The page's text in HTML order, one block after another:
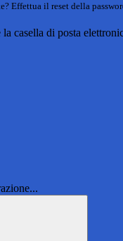
Effettua il reset della
casella di posta